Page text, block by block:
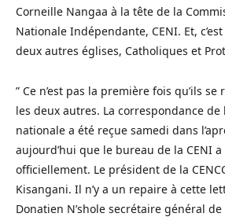
Corneille Nangaa à la tête de la
Nationale Indépendante, CENI. Et, c’est
deux autres églises, Catholiques et
” Ce n’est pas la première fois qu’ils
les deux autres. La correspondance de
nationale a été reçue samedi dans
aujourd’hui que le bureau de la CENI a
officiellement. Le président de la
Kisangani. Il n’y a un repaire à cette
Donatien N’shole secrétaire général de